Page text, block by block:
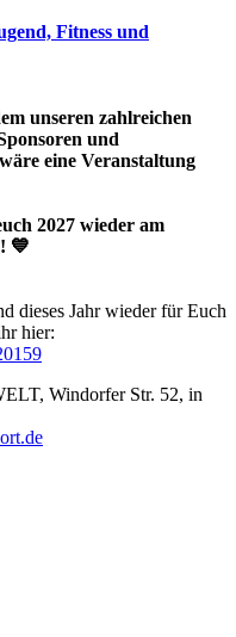
Fitness und
unseren zahlreichen
und
eine Veranstaltung
2027 wieder am
💙
dieses Jahr wieder für Euch
hier:
Windorfer Str. 52, in